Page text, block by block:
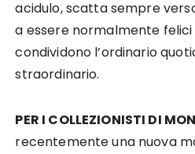
acidulo, scatta sempre
a essere normalmente
condividono l’ordinario
straordinario.
PER I COLLEZIONISTI DI
recentemente una nuova